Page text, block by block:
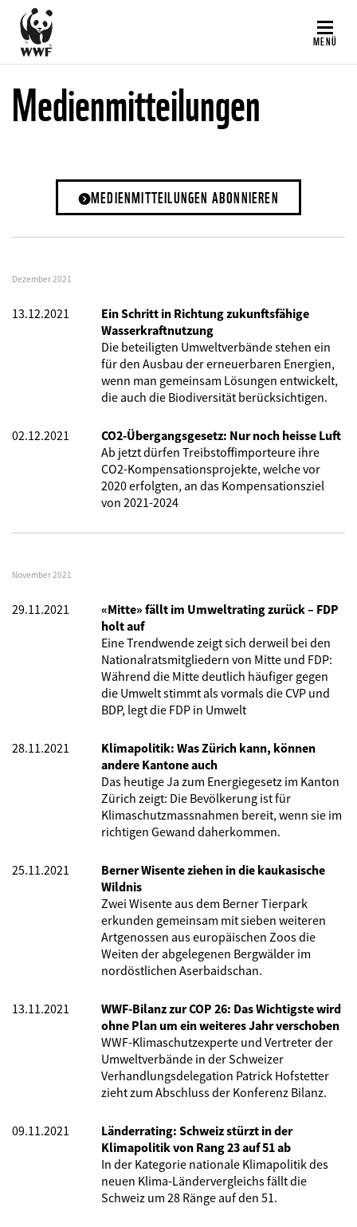
Direkt
zum
Inhalt
MENÜ
Medienmitteilungen
MEDIENMITTEILUNGEN ABONNIEREN
Dezember 2021
13.12.2021
Ein Schritt in Richtung zukunftsfähige
Wasserkraftnutzung
Die beteiligten Umweltverbände stehen ein
für den Ausbau der erneuerbaren Energien,
wenn man gemeinsam Lösungen entwickelt,
die auch die Biodiversität berücksichtigen.
02.12.2021
CO2-Übergangsgesetz: Nur noch heisse Luft
Ab jetzt dürfen Treibstoffimporteure ihre
CO2-Kompensationsprojekte, welche vor
2020 erfolgten, an das Kompensationsziel
von 2021-2024
November 2021
29.11.2021
«Mitte» fällt im Umweltrating zurück – FDP
holt auf
Eine Trendwende zeigt sich derweil bei den
Nationalratsmitgliedern von Mitte und FDP:
Während die Mitte deutlich häufiger gegen
die Umwelt stimmt als vormals die CVP und
BDP, legt die FDP in Umwelt
28.11.2021
Klimapolitik: Was Zürich kann, können
andere Kantone auch
Das heutige Ja zum Energiegesetz im Kanton
Zürich zeigt: Die Bevölkerung ist für
Klimaschutzmassnahmen bereit, wenn sie im
richtigen Gewand daherkommen.
25.11.2021
Berner Wisente ziehen in die kaukasische
Wildnis
Zwei Wisente aus dem Berner Tierpark
erkunden gemeinsam mit sieben weiteren
Artgenossen aus europäischen Zoos die
Weiten der abgelegenen Bergwälder im
nordöstlichen Aserbaidschan.
13.11.2021
WWF-Bilanz zur COP 26: Das Wichtigste wird
ohne Plan um ein weiteres Jahr verschoben
WWF-Klimaschutzexperte und Vertreter der
Umweltverbände in der Schweizer
Verhandlungsdelegation Patrick Hofstetter
zieht zum Abschluss der Konferenz Bilanz.
09.11.2021
Länderrating: Schweiz stürzt in der
Klimapolitik von Rang 23 auf 51 ab
In der Kategorie nationale Klimapolitik des
neuen Klima-Ländervergleichs fällt die
Schweiz um 28 Ränge auf den 51.